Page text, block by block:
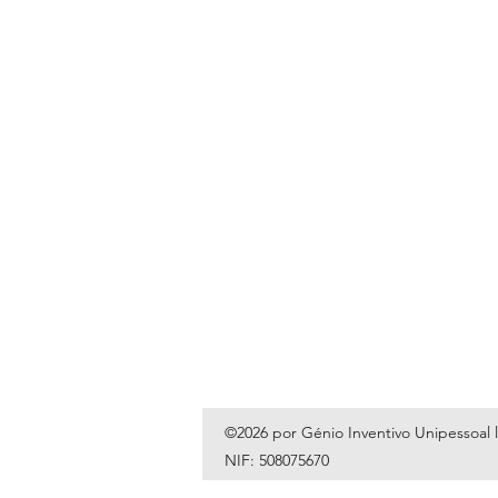
©2026 por Génio Inventivo Unipessoal
NIF: 508075670